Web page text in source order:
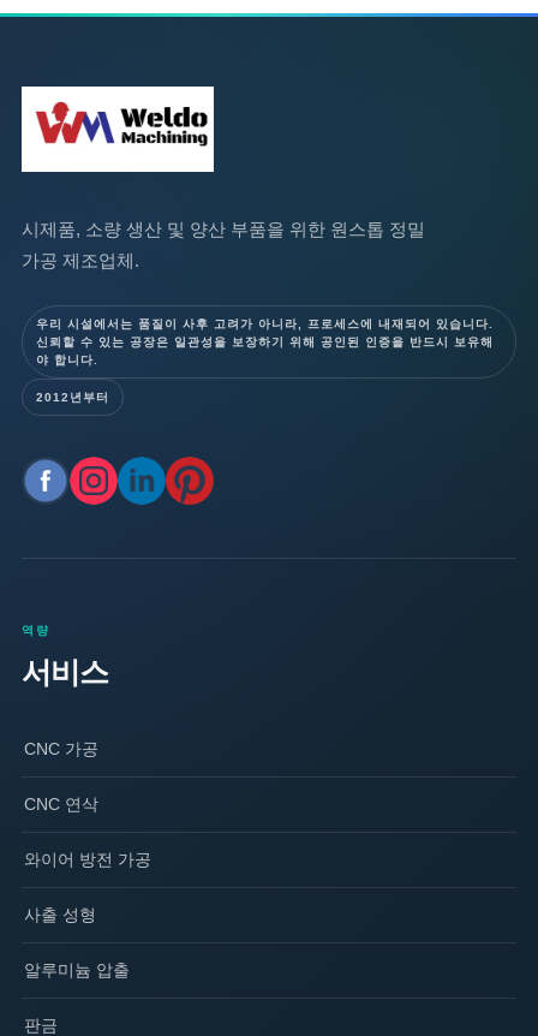
시제품, 소량 생산 및 양산 부품을 위한 원스톱 정밀
가공 제조업체.
우리 시설에서는 품질이 사후 고려가 아니라, 프로세스에 내재되어 있습니다.
신뢰할 수 있는 공장은 일관성을 보장하기 위해 공인된 인증을 반드시 보유해
야 합니다.
2012년부터
역량
서비스
CNC 가공
CNC 연삭
와이어 방전 가공
사출 성형
알루미늄 압출
판금